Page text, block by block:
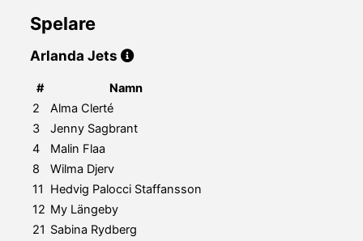
Spelare
Arlanda Jets
#
Namn
2
Alma Clerté
3
Jenny Sagbrant
4
Malin Flaa
8
Wilma Djerv
11
Hedvig Palocci Staffansson
12 My Längeby
21 Sabina Rydberg